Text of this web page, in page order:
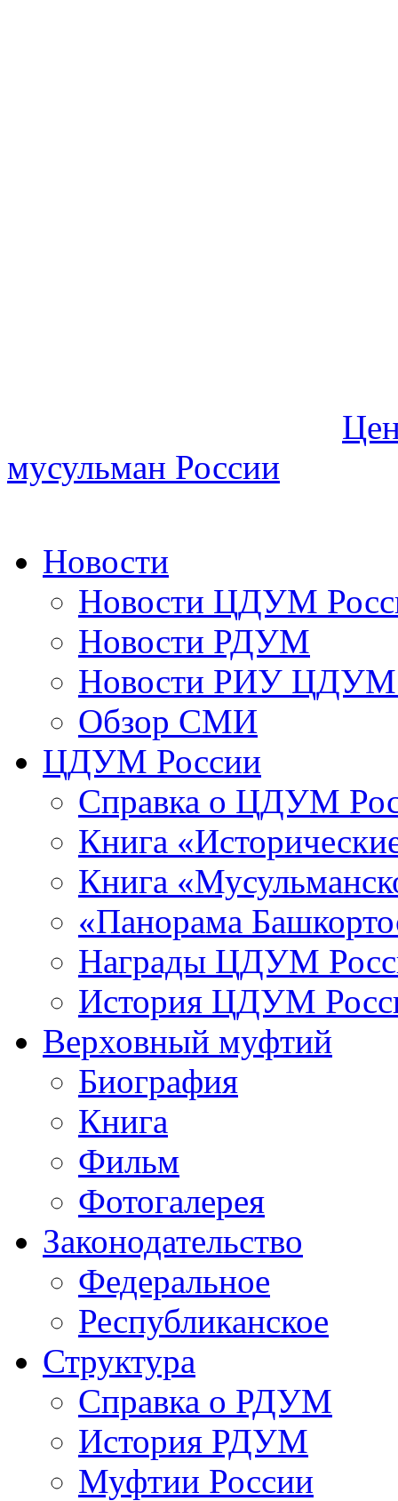
мусульман России
Новости
Новости ЦДУМ
Новости РДУМ
Новости РИУ ЦДУМ
Обзор СМИ
ЦДУМ России
Справка о ЦДУМ
Книга
Книга
«Панорама
Награды ЦДУМ
История ЦДУМ
Верховный муфтий
Биография
Книга
Фильм
Фотогалерея
Законодательство
Федеральное
Республиканское
Структура
Справка о РДУМ
История РДУМ
Муфтии России